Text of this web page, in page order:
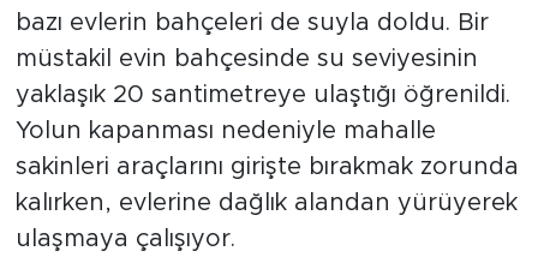
bazı evlerin bahçeleri de suyla doldu. Bir
müstakil evin bahçesinde su seviyesinin
yaklaşık 20 santimetreye ulaştığı öğrenildi.
Yolun kapanması nedeniyle mahalle
sakinleri araçlarını girişte bırakmak zorunda
kalırken, evlerine dağlık alandan yürüyerek
ulaşmaya çalışıyor.